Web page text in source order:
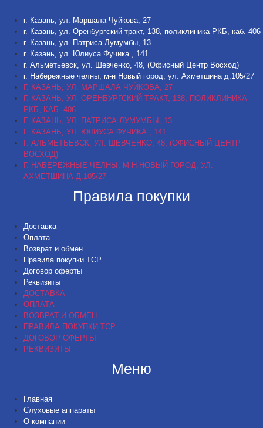
г. Казань, ул. Маршала Чуйкова, 27
г. Казань, ул. Оренбургский тракт, 138, поликлиника РКБ, каб. 406
г. Казань, ул. Патриса Лумумбы, 13
г. Казань, ул. Юлиуса Фучика , 141
г. Альметьевск, ул. Шевченко, 48, (Офисный Центр Восход)
г. Набережные челны, м-н Новый город, ул. Ахметшина д.105/27
Г. КАЗАНЬ, УЛ. МАРШАЛА ЧУЙКОВА, 27
Г. КАЗАНЬ, УЛ. ОРЕНБУРГСКИЙ ТРАКТ, 138, ПОЛИКЛИНИКА
РКБ, КАБ. 406
Г. КАЗАНЬ, УЛ. ПАТРИСА ЛУМУМБЫ, 13
Г. КАЗАНЬ, УЛ. ЮЛИУСА ФУЧИКА , 141
Г. АЛЬМЕТЬЕВСК, УЛ. ШЕВЧЕНКО, 48, (ОФИСНЫЙ ЦЕНТР
ВОСХОД)
Г. НАБЕРЕЖНЫЕ ЧЕЛНЫ, М-Н НОВЫЙ ГОРОД, УЛ.
АХМЕТШИНА Д.105/27
Правила покупки
Доставка
Оплата
Возврат и обмен
Правила покупки ТСР
Договор оферты
Реквизиты
ДОСТАВКА
ОПЛАТА
ВОЗВРАТ И ОБМЕН
ПРАВИЛА ПОКУПКИ ТСР
ДОГОВОР ОФЕРТЫ
РЕКВИЗИТЫ
Меню
Главная
Слуховые аппараты
О компании